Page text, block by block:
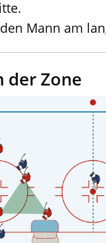
Mann am
der Zone